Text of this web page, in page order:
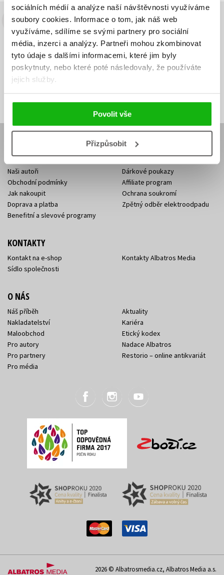
sociálních médií a analýze naší návštěvnosti využíváme
soubory cookies. Informace o tom, jak náš web
využíváme, sdílíme se svými partnery pro sociální
média, inzerci a analýzy. Partneři mohou zkombinovat
tyto údaje s dalšími informacemi, které jim byly
poskytnuty, nebo které poté následovaly, že používáte
jejich služby.
Povolit vše
Přizpůsobit
Budete to vědět jako první!
Zajímá Vás, jaký knižní hit právě vychází, na jaké zboží je výhodná
sleva, jaká běží soutěž o ceny? Přihlášením k odběru našich e-
mailových novineksouhlasíte se zpracováním osobních údajů.
Vaše e-
mailová
Vaše e-
mailová
Vaše e-mailová adresa Přihlásit se
Naši autoři
Obchodní podmínky
Jak nakoupit
Doprava a platba
Benefitní a slevové programy
Dárkové poukazy
Affiliate program
Ochrana soukromí
Zpětný odběr elektroodpadu
KONTAKTY
Kontakt na e-shop
Sídlo společnosti
Kontakty Albatros Media
O NÁS
Náš příběh
Nakladatelství
Maloobchod
Pro autory
Pro partnery
Pro média
Aktuality
Kariéra
Etický kodex
Nadace Albatros
Restorio – online antikvariát
2026 © Albatrosmedia.cz, Albatros Media a.s.